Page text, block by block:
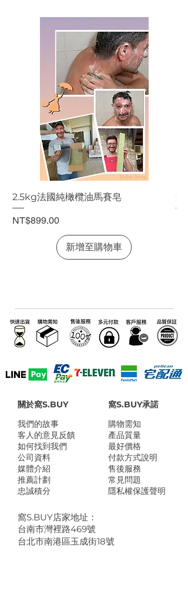
黑肥皂去油去污 1L
-14度清潔白醋是用甜菜經2道程序：第一
道蒸餾；第二道發酵。完全天然熟成。清
水垢、殺菌、清潔就是這麼簡單，只要噴
噴白醋，等待一下（30分鐘）。白醋又便
宜又好用，更多的分享在這裡...
白醋除水垢 1L
出貨時間：3–7 個工作天
2.5kg法國純橄欖油馬賽皂
價格
NT$899.00
新增至購物車
法
關於窩S.BUY
我們的故事
客人的意見反饋
如何找到我們
公司資料
媒體介紹
推薦計劃
忠誠積分
窩S.BUY承諾
​購物需知
產品質量
最好價格
付款方式說明
售後服務
常見問題
隱私權保護聲明
​窩S.BUY店家地址：
台南市灣裡路469號
台北市南港區玉成街18號